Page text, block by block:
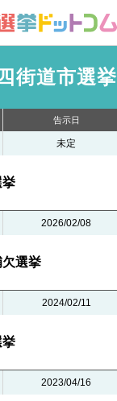
四街道市選挙
告示日
未定
挙
2026/02/08
欠選挙
2024/02/11
挙
2023/04/16